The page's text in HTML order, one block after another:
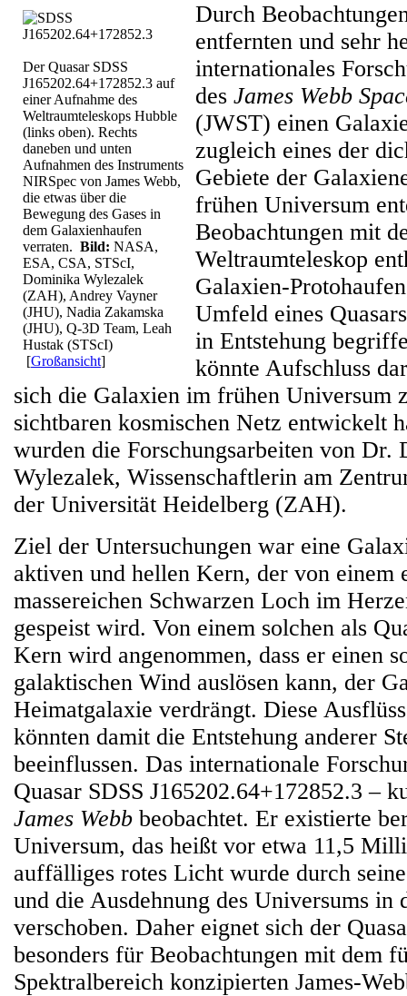
Der Quasar SDSS
J165202.64+172852.3 auf
einer Aufnahme des
Weltraumteleskops Hubble
(links oben). Rechts
daneben und unten
Aufnahmen des Instruments
NIRSpec von James Webb,
die etwas über die
Bewegung des Gases in
dem Galaxienhaufen
verraten. Bild: NASA,
ESA, CSA, STScI,
Dominika Wylezalek
(ZAH), Andrey Vayner
(JHU), Nadia Zakamska
(JHU), Q-3D Team, Leah
Hustak (STScI)
[Großansicht]
Durch
entfernten und sehr
internationales
des James Webb
(JWST) einen
zugleich eines der
Gebiete der
frühen Universum
Beobachtungen mit
Weltraumteleskop
Galaxien-
Umfeld eines
in Entstehung
könnte Aufschluss
sich die Galaxien im frühen Universum
sichtbaren kosmischen Netz entwickelt
wurden die Forschungsarbeiten von Dr.
Wylezalek, Wissenschaftlerin am
der Universität Heidelberg (ZAH).
Ziel der Untersuchungen war eine
aktiven und hellen Kern, der von einem
massereichen Schwarzen Loch im
gespeist wird. Von einem solchen als
Kern wird angenommen, dass er einen
galaktischen Wind auslösen kann, der
Heimatgalaxie verdrängt. Diese
könnten damit die Entstehung anderer
beeinflussen. Das internationale
Quasar SDSS J165202.64+172852.3 –
James Webb beobachtet. Er existierte
Universum, das heißt vor etwa 11,5
auffälliges rotes Licht wurde durch
und die Ausdehnung des Universums in
verschoben. Daher eignet sich der
besonders für Beobachtungen mit dem
Spektralbereich konzipierten James-